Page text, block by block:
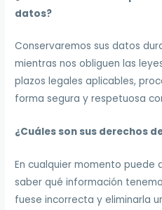
datos?
Conservaremos sus datos
mientras nos obliguen las
plazos legales aplicables,
forma segura y respetuosa
¿Cuáles son sus derechos
En cualquier momento puede
saber qué información
fuese incorrecta y eliminarla